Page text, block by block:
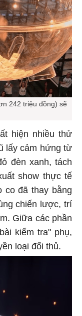
242 triệu đồng) sẽ
hiện nhiều thử
lấy cảm hứng từ
đèn xanh, tách
show thực tế
co đã thay bằng
chiến lược, trí
Giữa các phần
kiểm tra" phụ,
loại đối thủ.